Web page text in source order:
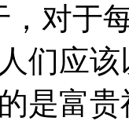
，对于
们应
是富